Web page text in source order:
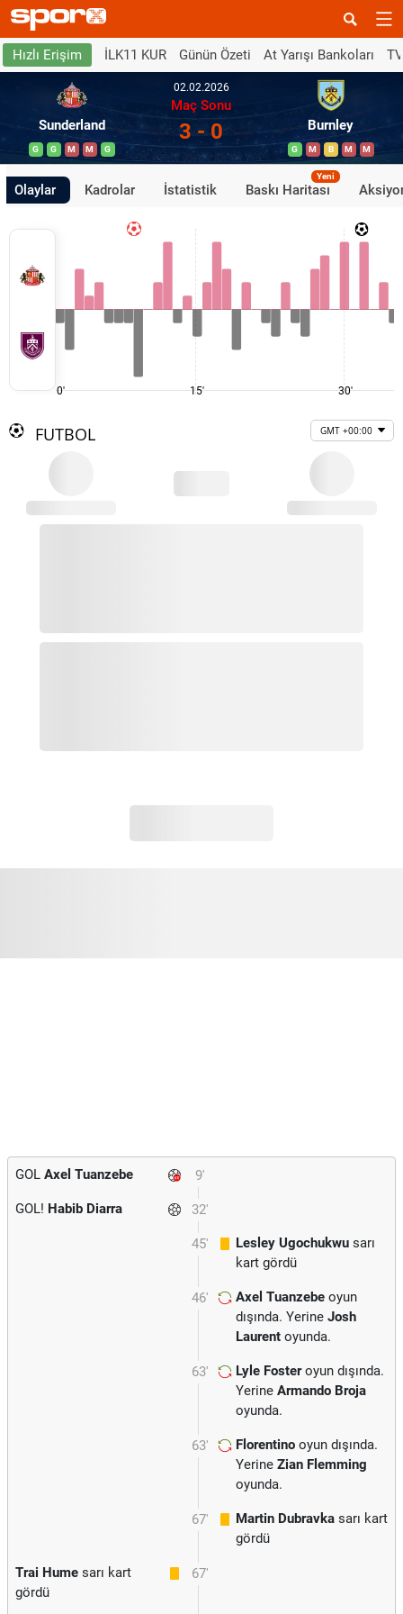
Hızlı Erişim İLK11 KUR Günün Özeti At Yarışı Bankoları
Sunderland
G G M M G
02.02.2026
Maç Sonu
3 - 0 Burnley
G M B M M
Olaylar Kadrolar İstatistik Baskı Haritası
Yeni
0' 15' 30'
FUTBOL GMT +00:00
9'
GOL Axel Tuanzebe
32'
GOL! Habib Diarra
45' Lesley Ugochukwu sarı
kart gördü
46' Axel Tuanzebe oyun
dışında. Yerine Josh
Laurent oyunda.
63' Lyle Fosteroyun dışında.
Yerine Armando Broja
oyunda.
63' Florentino oyun dışında.
Yerine Zian Flemming
oyunda.
67' Martin Dubravka sarı kart
gördü
67'
Trai Hume sarı kart
gördü